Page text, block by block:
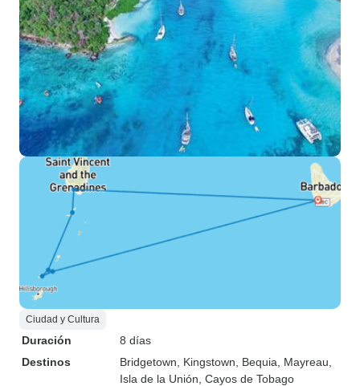
Ciudad y Cultura
Duración
8 días
Destinos
Bridgetown , Kingstown , Bequia , Mayreau
Isla de la Unión , Cayos de Tobago